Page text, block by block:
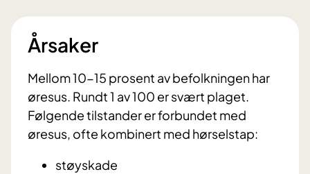
Årsaker
Mellom 10-15 prosent av befolkningen har
øresus. Rundt 1 av 100 er svært plaget.
Følgende tilstander er forbundet med
øresus, ofte kombinert med hørselstap:
støyskade